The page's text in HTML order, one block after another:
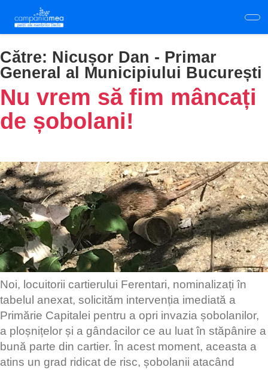
main
content
Către: Nicușor Dan - Primar
General al Municipiului București
Nu vrem să fim mâncați
de șobolani!
Noi, locuitorii cartierului Ferentari, nominalizați în
tabelul anexat, solicităm intervenția imediată a
Primărie Capitalei pentru a opri invazia șobolanilor,
a ploșnițelor și a gândacilor ce au luat în stăpânire a
bună parte din cartier. În acest moment, aceasta a
atins un grad ridicat de risc, șobolanii atacând